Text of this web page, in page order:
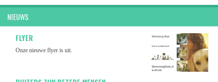
NIEUWS
FLYER
Onze nieuwe flyer is uit.